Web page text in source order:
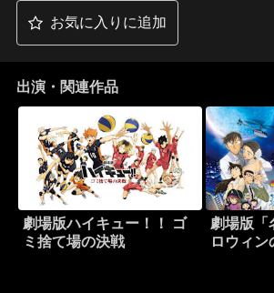
お気に入りに追加
出演・関連作品
劇場版ハイキュー！！ ゴ
ミ捨て場の決戦
劇場版「
ロウィン